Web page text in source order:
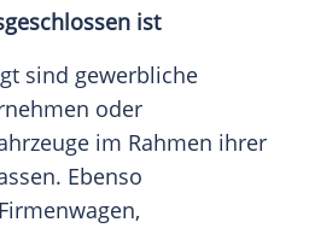
ist
sind gewerbliche
oder
im Rahmen ihrer
Ebenso